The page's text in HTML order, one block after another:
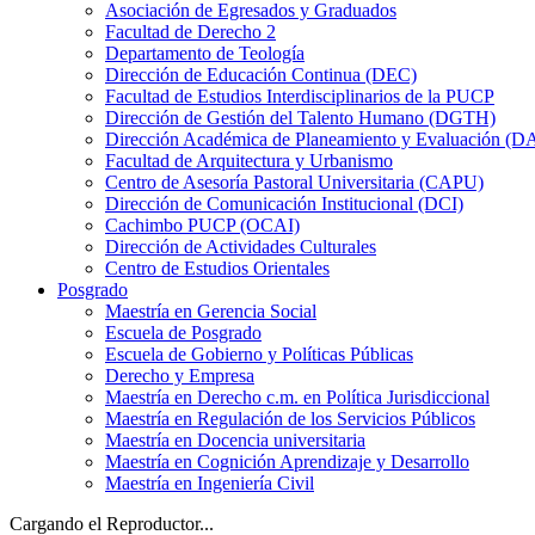
Asociación de Egresados y Graduados
Facultad de Derecho 2
Departamento de Teología
Dirección de Educación Continua (DEC)
Facultad de Estudios Interdisciplinarios de la PUCP
Dirección de Gestión del Talento Humano (DGTH)
Dirección Académica de Planeamiento y Evaluación
Facultad de Arquitectura y Urbanismo
Centro de Asesoría Pastoral Universitaria (CAPU)
Dirección de Comunicación Institucional (DCI)
Cachimbo PUCP (OCAI)
Dirección de Actividades Culturales
Centro de Estudios Orientales
Posgrado
Maestría en Gerencia Social
Escuela de Posgrado
Escuela de Gobierno y Políticas Públicas
Derecho y Empresa
Maestría en Derecho c.m. en Política Jurisdiccional
Maestría en Regulación de los Servicios Públicos
Maestría en Docencia universitaria
Maestría en Cognición Aprendizaje y Desarrollo
Maestría en Ingeniería Civil
Cargando el Reproductor...